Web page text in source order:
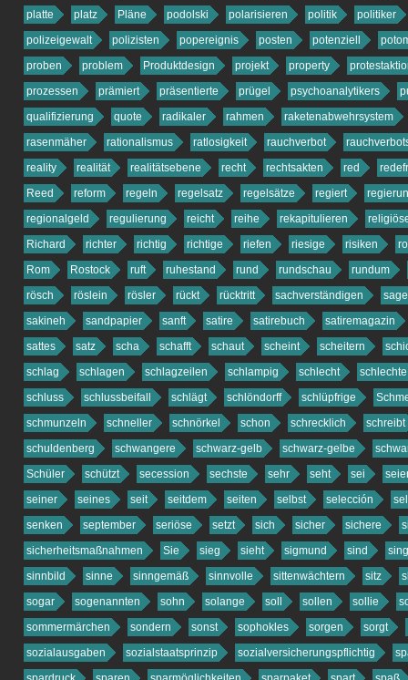
platte
platz Pläne podolski polarisieren politik
politiker
polizeigewalt
polizisten popereignis posten potenziell
proben
problem Produktdesign projekt property
prozessen
prämiert präsentierte prügel psychoanalytikers
qualifizierung
quote radikaler rahmen
raketenabwehrsystem
rasenmäher
rationalismus ratlosigkeit rauchverbot
reality
realität realitätsebene recht rechtsakten red
Reed
reform regeln regelsatz regelsätze regiert
regionalgeld
regulierung reicht reihe rekapitulieren
Richard
richter richtig richtige riefen riesige risiken
Rom
Rostock ruft ruhestand rund rundschau
rundum
rösch
röslein rösler rückt rücktritt sachverständigen
sakineh
sandpapier sanft satire satirebuch
satiremagazin
sattes
satz scha schafft schaut scheint scheitern
schlag
schlagen schlagzeilen schlampig schlecht
schlechte
schluss
schlussbeifall schlägt schlöndorff schlüpfrige
schmunzeln
schneller schnörkel schon schrecklich
schreibt
schuldenberg
schwangere schwarz-gelb schwarz-gelbe
Schüler
schützt secession sechste sehr seht sei
seiner
seines seit seitdem seiten selbst selección
senken
september seriöse setzt sich sicher sichere
sicherheitsmaßnahmen
Sie sieg sieht sigmund sind
sinnbild
sinne sinngemäß sinnvolle sittenwächtern sitz
sogar
sogenannten sohn solange soll sollen sollie
sommermärchen
sondern sonst sophokles sorgen
sorgt
sozialausgaben
sozialstaatsprinzip sozialversicherungspflichtig